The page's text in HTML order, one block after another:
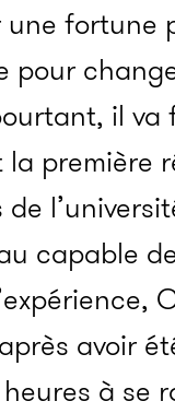
fortune
pour
il
première
capable
avoir
à se